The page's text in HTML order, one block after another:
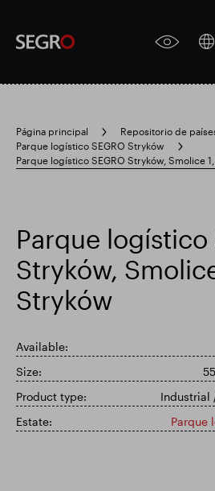
Search
for
Responsable SEGRO
Página principal Repositorio de
Parque logístico SEGRO Stryków
Parque logístico SEGRO Stryków, Smolice
Parque logístico
Stryków,
Stryków
Available:
Size:
Product type:
Industrial
Estate:
Parque